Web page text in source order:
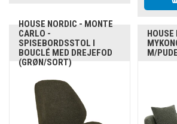
HOUSE NORDIC - MONTE
CARLO -
SPISEBORDSSTOL I
BOUCLÉ MED DREJEFOD
(GRØN/SORT)
HOUSE
M/